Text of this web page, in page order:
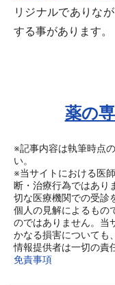
リジナルでありな
する事があります。
薬の
※記事内容は執筆時点
い。
※当サイトにおける医
断・治療行為ではあり
切な医療機関での受診
個人の見解によるもの
のではありません。当
かなる損害についても
情報提供者は一切の責
免責事項